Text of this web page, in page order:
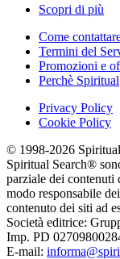
Scopri di più
Come
Termini del
Promozioni e
Perchè Spiritual
Privacy Policy
Cookie Policy
© 1998-2026
Spiritual Search®
parziale dei contenuti
modo responsabile
contenuto dei siti ad
Società editrice:
Imp. PD
E-mail: